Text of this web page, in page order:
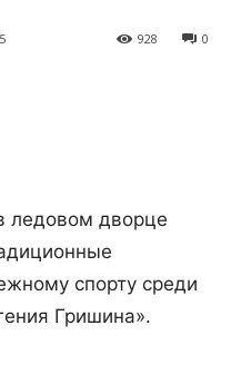
0
928
ледовом дворце
спорту среди
Гришина».